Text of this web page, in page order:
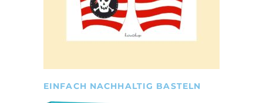
EINFACH NACHHALTIG BASTELN